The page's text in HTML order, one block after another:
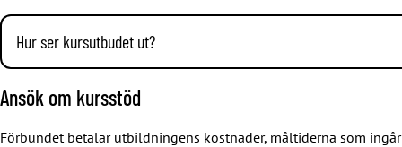
Största delen av våra kurser ordnas på vårt eget JHL-institut i
må–to klockan 9–12.
Kurser ordnas också på andra håll runtom i Finland.
JHL-institutets filialer finns i Kuopio (Haapaniemenkatu 40 B),
Hur ser kursutbudet ut?
kurser inom intressebevakning och samverkan
Ansök om kursstöd
Förbundet betalar utbildningens kostnader, måltiderna som